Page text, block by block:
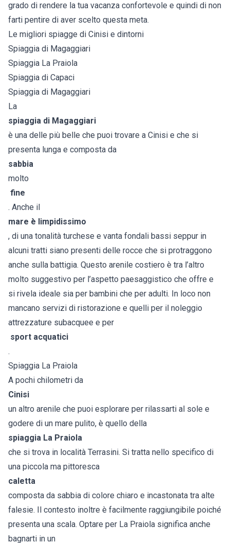
grado di rendere la tua vacanza confortevole e quindi di non
farti pentire di aver scelto questa meta.
Le migliori spiagge di Cinisi e dintorni
Spiaggia di Magaggiari
Spiaggia La Praiola
Spiaggia di Capaci
Spiaggia di Magaggiari
La
spiaggia di Magaggiari
è una delle più belle che puoi trovare a Cinisi e che si
presenta lunga e composta da
sabbia
molto
fine
. Anche il
mare è limpidissimo
, di una tonalità turchese e vanta fondali bassi seppur in
alcuni tratti siano presenti delle rocce che si protraggono
anche sulla battigia. Questo arenile costiero è tra l’altro
molto suggestivo per l’aspetto paesaggistico che offre e
si rivela ideale sia per bambini che per adulti. In loco non
mancano servizi di ristorazione e quelli per il noleggio
attrezzature subacquee e per
sport acquatici
.
Spiaggia La Praiola
A pochi chilometri da
Cinisi
un altro arenile che puoi esplorare per rilassarti al sole e
godere di un mare pulito, è quello della
spiaggia La Praiola
che si trova in località Terrasini. Si tratta nello specifico di
una piccola ma pittoresca
caletta
composta da sabbia di colore chiaro e incastonata tra alte
falesie. Il contesto inoltre è facilmente raggiungibile poiché
presenta una scala. Optare per La Praiola significa anche
bagnarti in un